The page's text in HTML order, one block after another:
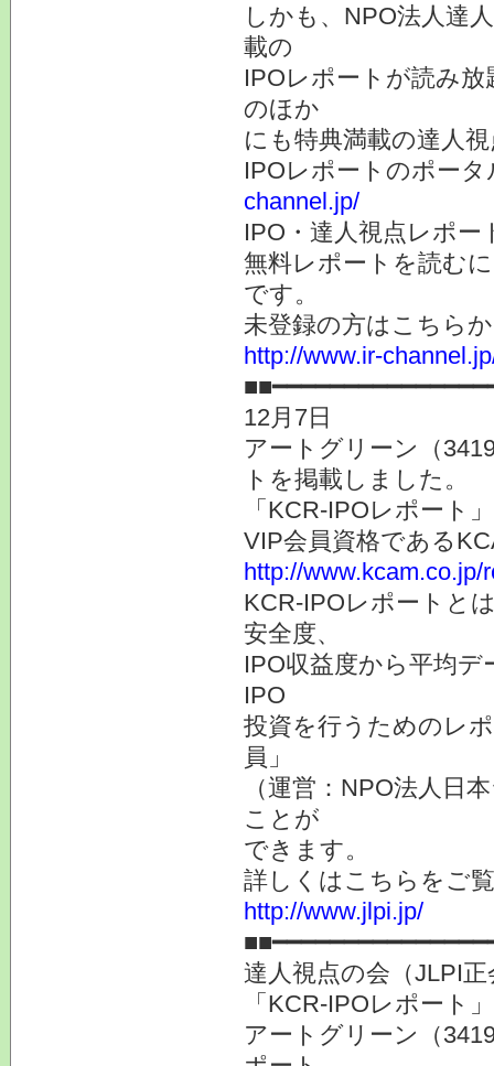
しかも、NPO法人達
載の
IPOレポートが読み
のほか
にも特典満載の達人
IPOレポートのポー
channel.jp/
IPO・達人視点レポ
無料レポートを読む
です。
未登録の方はこちら
http://www.ir-
12月7日
アートグリーン（
トを掲載しました。
「KCR-IPOレポー
VIP会員資格である
http://www.kcam.co.jp/
KCR-IPOレポートと
安全度、
IPO収益度から平均
IPO
投資を行うためのレ
員」
（運営：NPO法人日
ことが
できます。
詳しくはこちらをご
http://www.jlpi.jp/
達人視点の会（JLPI
「KCR-IPOレポー
アートグリーン（